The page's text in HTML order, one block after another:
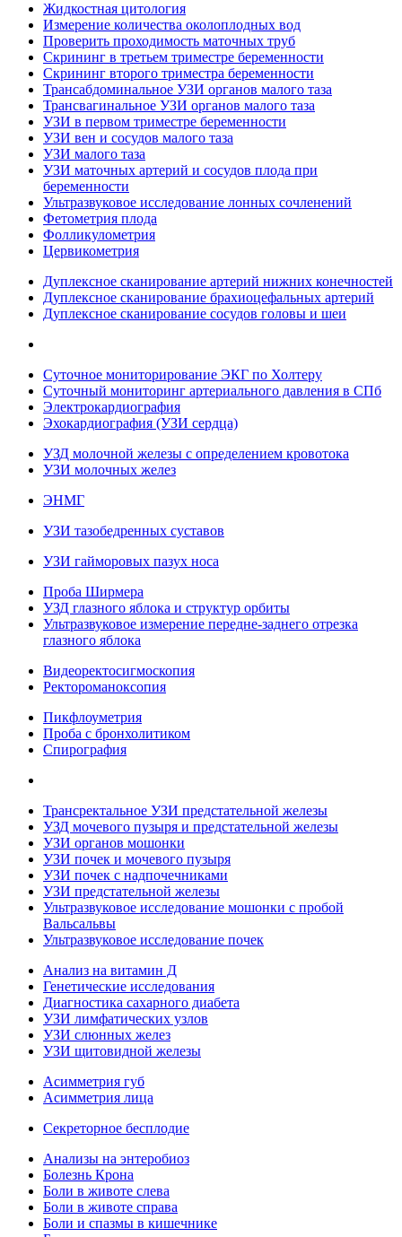
Жидкостная цитология
Измерение количества околоплодных вод
Проверить проходимость маточных труб
Скрининг в третьем триместре беременности
Скрининг второго триместра беременности
Трансабдоминальное УЗИ органов малого таза
Трансвагинальное УЗИ органов малого таза
УЗИ в первом триместре беременности
УЗИ вен и сосудов малого таза
УЗИ малого таза
УЗИ маточных артерий и сосудов плода при
беременности
Ультразвуковое исследование лонных сочленений
Фетометрия плода
Фолликулометрия
Цервикометрия
Дуплексное сканирование артерий нижних конечностей
Дуплексное сканирование брахиоцефальных артерий
Дуплексное сканирование сосудов головы и шеи
Суточное мониторирование ЭКГ по Холтеру
Суточный мониторинг артериального давления в СПб
Электрокардиография
Эхокардиография (УЗИ сердца)
УЗД молочной железы с определением кровотока
УЗИ молочных желез
ЭНМГ
УЗИ тазобедренных суставов
УЗИ гайморовых пазух носа
Проба Ширмера
УЗД глазного яблока и структур орбиты
Ультразвуковое измерение передне-заднего отрезка
глазного яблока
Видеоректосигмоскопия
Ректороманоксопия
Пикфлоуметрия
Проба с бронхолитиком
Спирография
Трансректальное УЗИ предстательной железы
УЗД мочевого пузыря и предстательной железы
УЗИ органов мошонки
УЗИ почек и мочевого пузыря
УЗИ почек с надпочечниками
УЗИ предстательной железы
Ультразвуковое исследование мошонки с пробой
Вальсальвы
Ультразвуковое исследование почек
Анализ на витамин Д
Генетические исследования
Диагностика сахарного диабета
УЗИ лимфатических узлов
УЗИ слюнных желез
УЗИ щитовидной железы
Асимметрия губ
Асимметрия лица
Секреторное бесплодие
Анализы на энтеробиоз
Болезнь Крона
Боли в животе слева
Боли в животе справа
Боли и спазмы в кишечнике